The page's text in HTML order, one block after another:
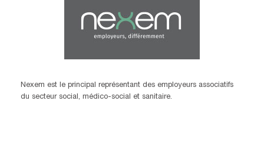
Nexem est le principal représentant des employeurs associatifs
du secteur social, médico-social et sanitaire.